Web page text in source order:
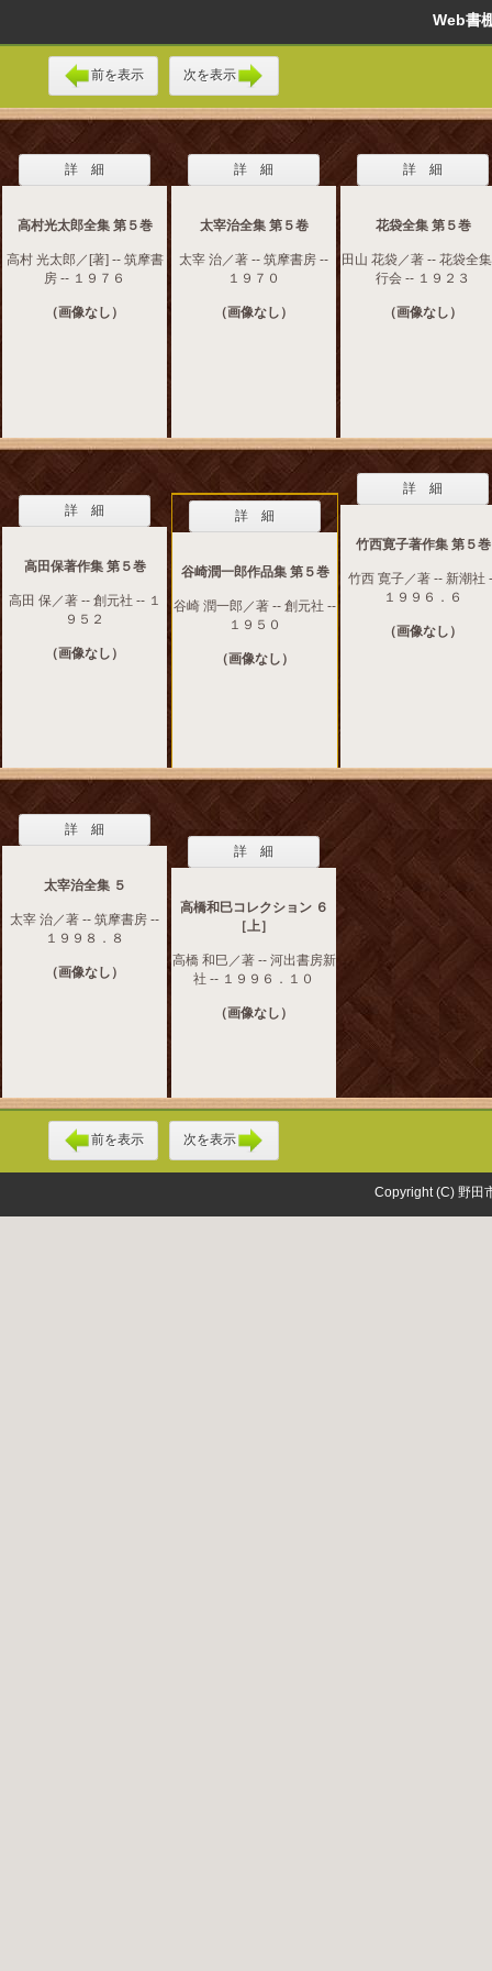
Web
前を表示 次を表示
詳 細
高村光太郎全集 第５巻
高村 光太郎／[著] -- 筑摩書
房 -- １９７６
（画像なし）
詳 細
太宰治全集 第５卷
太宰 治／著 -- 筑摩書房 --
１９７０
（画像なし）
詳 細
花袋全集 第５巻
田山 花袋／著 -- 花袋全
行会 -- １９２３
（画像なし）
詳 細
高田保著作集 第５巻
高田 保／著 -- 創元社 -- １
９５２
（画像なし）
詳 細
谷崎潤一郎作品集 第５巻
谷崎 潤一郎／著 -- 創元社 --
１９５０
（画像なし）
詳 細
竹西寛子著作集 第５巻
竹西 寛子／著 -- 新潮社
１９９６．６
（画像なし）
詳 細
太宰治全集 ５
太宰 治／著 -- 筑摩書房 --
１９９８．８
（画像なし）
詳 細
高橋和巳コレクション ６
［上］
高橋 和巳／著 -- 河出書房新
社 -- １９９６．１０
（画像なし）
前を表示 次を表示
Copyright (C) 野田